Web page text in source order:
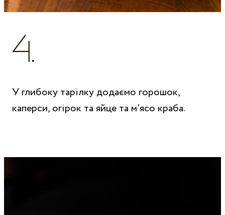
У глибоку тарілку додаємо горошок,
каперси, огірок та яйце та м'ясо краба.